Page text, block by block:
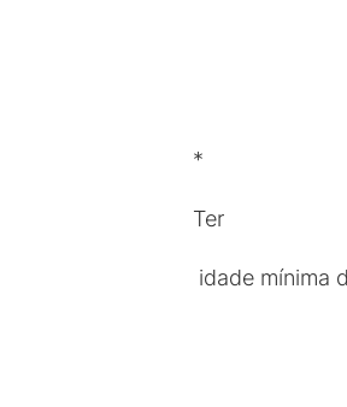
*
Ter
idade mínima